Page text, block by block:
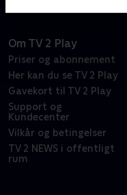
Om TV 2 Play
Priser og abonnement
Her kan du se TV 2 Play
Gavekort til TV 2 Play
Support og
Kundecenter
Vilkår og betingelser
TV 2 NEWS i offentligt
rum